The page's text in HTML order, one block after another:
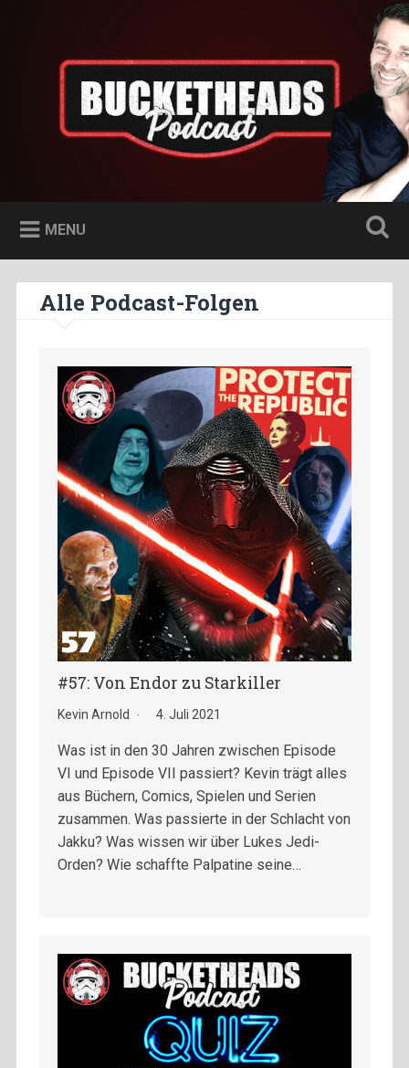
MENU
Alle Podcast-Folgen
#57: Von Endor zu Starkiller
Kevin Arnold 4. Juli 2021
Was ist in den 30 Jahren zwischen Episode
VI und Episode VII passiert? Kevin trägt alles
aus Büchern, Comics, Spielen und Serien
zusammen. Was passierte in der Schlacht von
Jakku? Was wissen wir über Lukes Jedi-
Orden? Wie schaffte Palpatine seine…